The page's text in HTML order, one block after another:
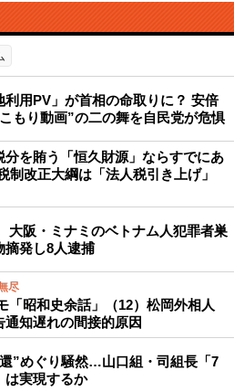
利用PV」が首相の命取りに？ 安倍
もり動画”の二の舞を自民党が危惧
分を賄う「恒久財源」ならすでにあ
制改正大綱は「法人税引き上げ」
大阪・ミナミのベトナム人犯罪者巣
摘発し8人逮捕
尽
「昭和史余話」（12）松岡外相人
知遅れの間接的原因
”めぐり騒然…山口組・司組長「7
は実現するか